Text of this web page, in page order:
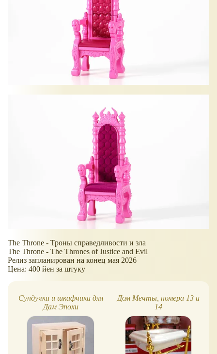
The Throne - Троны справедливости и зла
The Throne - The Thrones of Justice and Evil
Релиз запланирован на конец мая 2026
Цена: 400 йен за штуку
Сундучки и шкафчики для
Дам Эпохи
Дом Мечты, номера 13 и
14